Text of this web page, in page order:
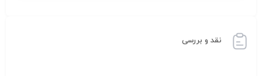
نقد و بررسی